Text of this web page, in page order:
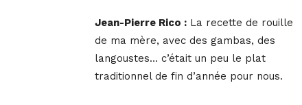
Jean-Pierre Rico : La recette de rouille
de ma mère, avec des gambas, des
langoustes… c’était un peu le plat
traditionnel de fin d’année pour nous.